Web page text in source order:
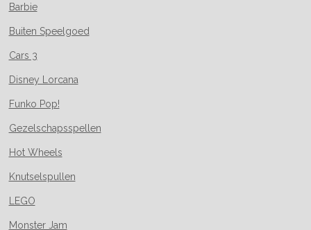
Barbie
Buiten Speelgoed
Cars 3
Disney Lorcana
Funko Pop!
Gezelschapsspellen
Hot Wheels
Knutselspullen
LEGO
Monster Jam